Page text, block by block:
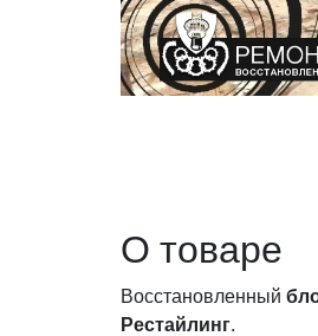
О товаре
Восстановленный
Рестайлинг.